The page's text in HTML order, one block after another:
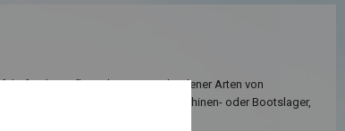
für die Aufbewahrung verschiedener Arten von
Garage, Maschinen- oder Bootslager,